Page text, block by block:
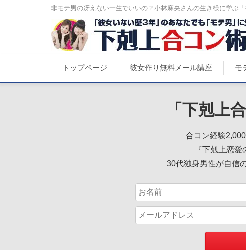
非モテ男の冴えない一生でいいの？小林麻央さんの生き様に学ぶ
トップページ 彼女作り無料メール講座 モ
「下剋上
合コン経験
『下剋上恋
30代独身男性が自信